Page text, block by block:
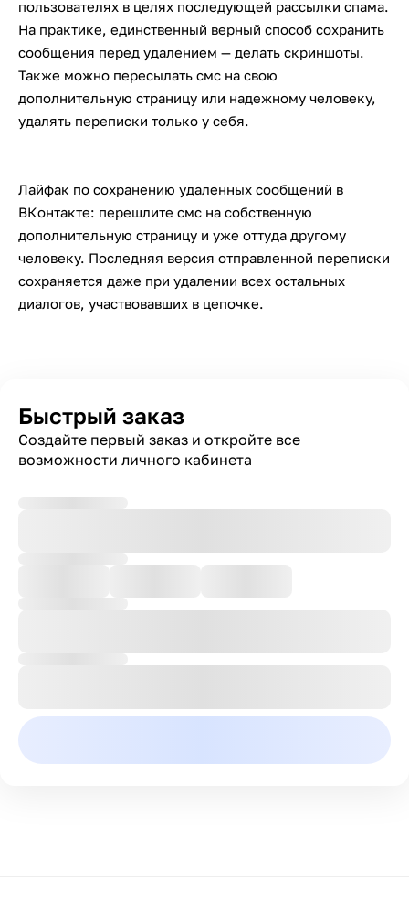
пользователях в целях последующей рассылки спама.
На практике, единственный верный способ сохранить
сообщения перед удалением — делать скриншоты.
Также можно пересылать смс на свою
дополнительную страницу или надежному человеку,
удалять переписки только у себя.
Лайфак по сохранению удаленных сообщений в
ВКонтакте: перешлите смс на собственную
дополнительную страницу и уже оттуда другому
человеку. Последняя версия отправленной переписки
сохраняется даже при удалении всех остальных
диалогов, участвовавших в цепочке.
Быстрый заказ
Создайте первый заказ и откройте все
возможности личного кабинета